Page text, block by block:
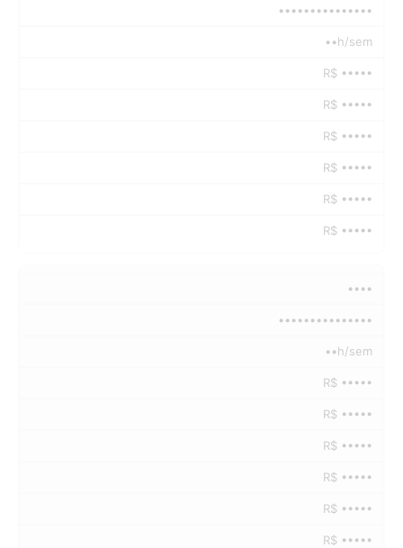
•••••••••••••••
••h/sem
R$ •••••
R$ •••••
R$ •••••
R$ •••••
R$ •••••
R$ •••••
••••
•••••••••••••••
••h/sem
R$ •••••
R$ •••••
R$ •••••
R$ •••••
R$ •••••
R$ •••••